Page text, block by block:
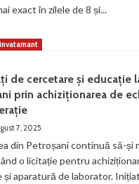
exact în zilele de 8 și...
invatamant
de cercetare și educație
prin achiziționarea de
7, 2025
din Petroșani continuă să-și
o licitație pentru
aparatură de laborator.